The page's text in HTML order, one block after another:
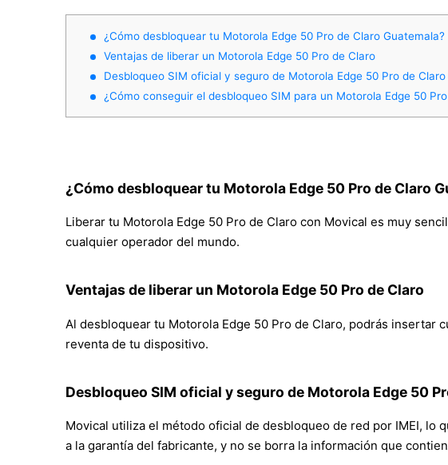
¿Cómo desbloquear tu Motorola Edge 50 Pro de Claro Guatemala?
Ventajas de liberar un Motorola Edge 50 Pro de Claro
Desbloqueo SIM oficial y seguro de Motorola Edge 50 Pro de
¿Cómo conseguir el desbloqueo SIM para un Motorola Edge 50
¿Cómo desbloquear tu Motorola Edge 50 Pro de Claro
Liberar tu Motorola Edge 50 Pro de Claro con Movical es muy
cualquier operador del mundo.
Ventajas de liberar un Motorola Edge 50 Pro de Claro
Al desbloquear tu Motorola Edge 50 Pro de Claro, podrás insertar
reventa de tu dispositivo.
Desbloqueo SIM oficial y seguro de Motorola Edge 50
Movical utiliza el método oficial de desbloqueo de red por IMEI, lo
a la garantía del fabricante, y no se borra la información que